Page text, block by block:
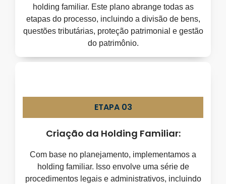
holding familiar. Este plano abrange todas as
etapas do processo, incluindo a divisão de bens,
questões tributárias, proteção patrimonial e gestão
do patrimônio.
ETAPA 03
Criação da Holding Familiar:
Com base no planejamento, implementamos a
holding familiar. Isso envolve uma série de
procedimentos legais e administrativos, incluindo